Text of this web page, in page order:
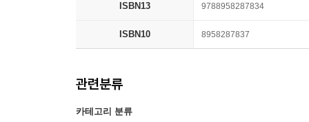
ISBN13 9788958287834
ISBN10 8958287837
관련분류
카테고리 분류